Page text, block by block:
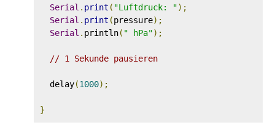
Serial . print ( "Luftdruck: ");
Serial . print (pressure);
Serial . println( " hPa");
// 1 Sekunde pausieren
  delay
(1000);
}